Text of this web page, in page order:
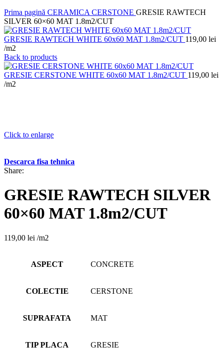
Prima pagină CERAMICA CERSTONE GRESIE RAWTECH
SILVER 60×60 MAT 1.8m2/CUT
GRESIE RAWTECH WHITE 60x60 MAT 1.8m2/CUT 119,00 lei
/m2
Back to products
GRESIE CERSTONE WHITE 60x60 MAT 1.8m2/CUT 119,00 lei
/m2
Click to enlarge
Descarca fisa tehnica
Share:
GRESIE RAWTECH SILVER
60×60 MAT 1.8m2/CUT
119,00 lei /m2
ASPECT CONCRETE
COLECTIE CERSTONE
SUPRAFATA MAT
TIP PLACA GRESIE